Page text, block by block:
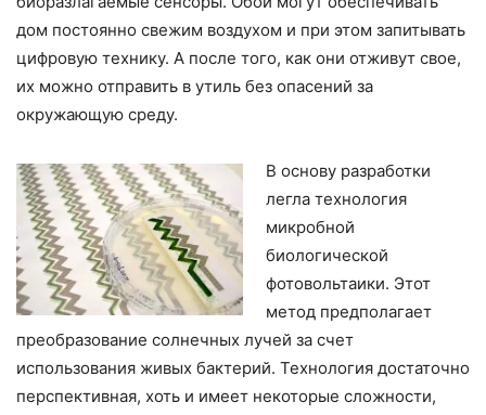
дом постоянно свежим воздухом и при этом запитывать
цифровую технику. А после того, как они отживут свое,
их можно отправить в утиль без опасений за
окружающую среду.
В основу разработки
легла технология
микробной
биологической
фотовольтаики. Этот
метод предполагает
преобразование солнечных лучей за счет
использования живых бактерий. Технология достаточно
перспективная, хоть и имеет некоторые сложности,